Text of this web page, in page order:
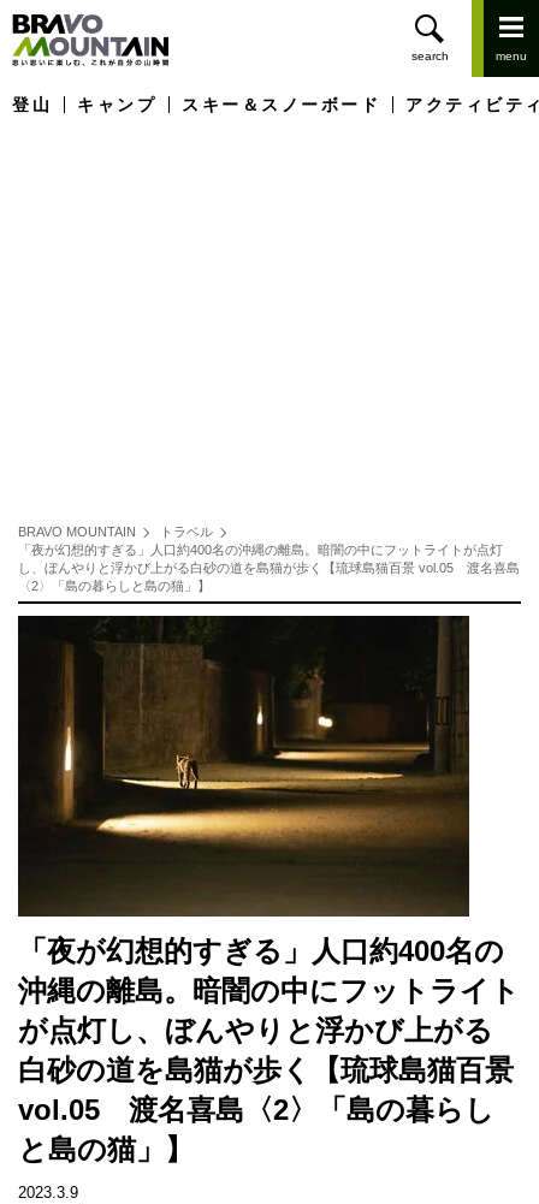
登山 キャンプ スキー＆スノーボード アクティビテ
BRAVO MOUNTAIN
トラベル
「夜が幻想的すぎる」人口約400名の沖縄の離島。暗闇の中にフットライトが点灯
し、ぼんやりと浮かび上がる白砂の道を島猫が歩く【琉球島猫百景 vol.05 渡名喜島
〈2〉「島の暮らしと島の猫」】
「夜が幻想的すぎる」人口約400名の
沖縄の離島。暗闇の中にフットライト
が点灯し、ぼんやりと浮かび上がる
白砂の道を島猫が歩く【琉球島猫百景
vol.05 渡名喜島〈2〉「島の暮らし
と島の猫」】
2023.3.9